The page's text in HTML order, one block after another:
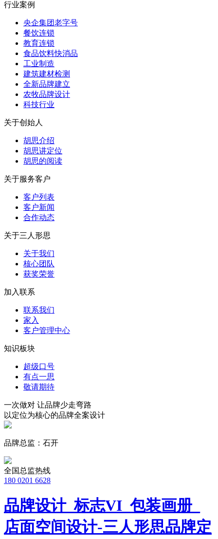
行业案例
央企集团老字号
餐饮连锁
教育连锁
食品饮料快消品
工业制造
建筑建材检测
全新品牌建立
农牧品牌设计
科技行业
关于创始人
胡思介绍
胡思讲定位
胡思的阅读
关于服务客户
客户列表
客户新闻
合作动态
关于三人形思
关于我们
核心团队
获奖荣誉
加入联系
联系我们
家入
客户管理中心
知识板块
超级口号
有点一思
敬请期待
一次做对 让品牌少走弯路
以定位为核心的品牌全案设计
品牌总监：石开
全国总监热线
180 0201 6628
品牌设计_标志VI_包装画册_
店面空间设计-三人形思品牌定